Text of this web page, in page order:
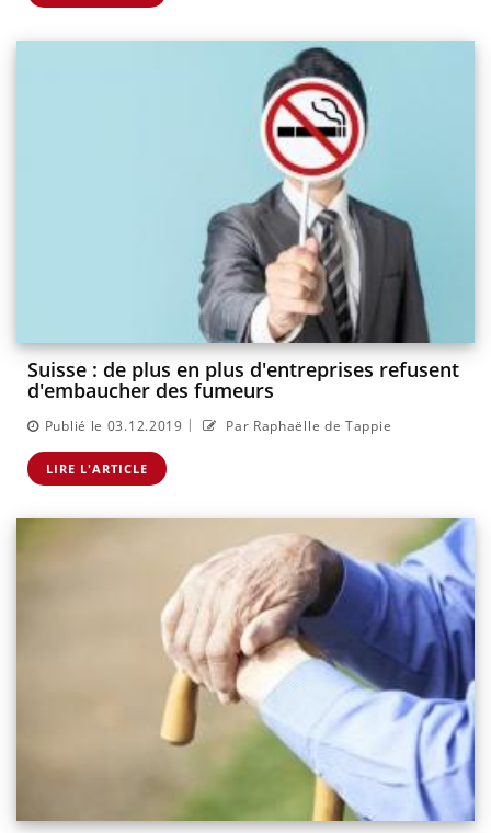
Suisse : de plus en plus d'entreprises refusent
d'embaucher des fumeurs
Publié le 03.12.2019 | Par Raphaëlle de Tappie
LIRE L'ARTICLE